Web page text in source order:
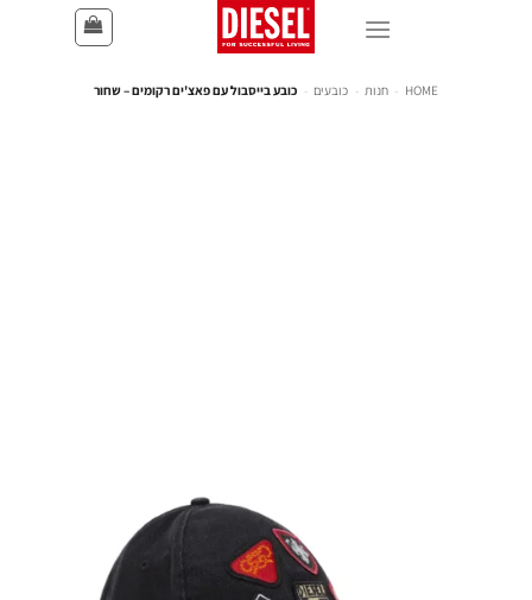
HOME
- חנות - כובעים - כובע בייסבול עם פאצ'ים רקומים – שחור